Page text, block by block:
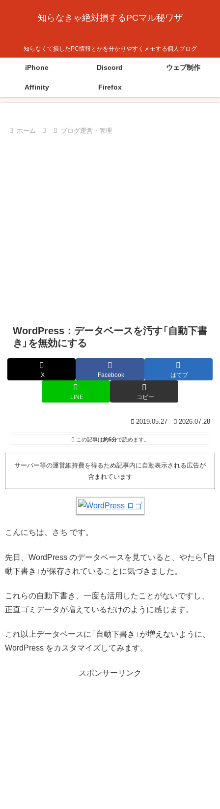
知らなきゃ絶対損するPCマル秘ワザ
知らなくて損したPC情報とかを分かりやすくメモする個人ブログ
iPhone Discord ウェブ制作
Affinity Firefox
ホーム ブログ運営・管理
WordPress：データベースを汚す「自動下書
き」を無効にする
X Facebook はてブ
LINE コピー
2019.05.27 2026.07.28
この記事は約5分で読めます。
サーバー等の運営維持費を得るため記事内に自動表示される広告が
含まれています
こんにちは、さち です。
先日、WordPress のデータベースを見ていると、やたら「自
動下書き」が保存されていることに気づきました。
これらの自動下書き、一度も活用したことがないですし、
正直ゴミデータが増えているだけのように感じます。
これ以上データベースに「自動下書き」が増えないように、
WordPress をカスタマイズしてみます。
スポンサーリンク